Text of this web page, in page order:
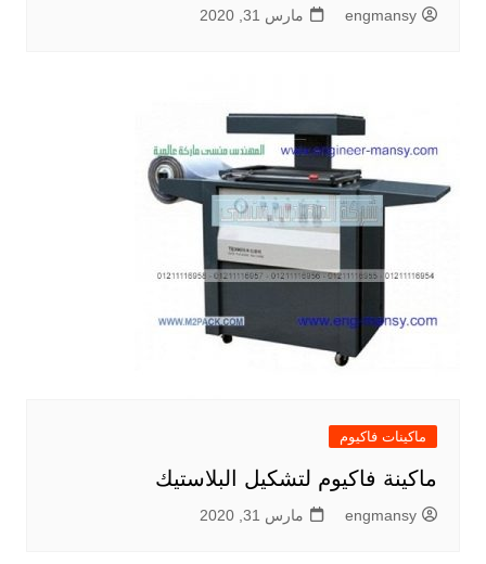
engmansy مارس 31, 2020
ماكينات فاكيوم
ماكينة فاكيوم لتشكيل البلاستيك
engmansy مارس 31, 2020